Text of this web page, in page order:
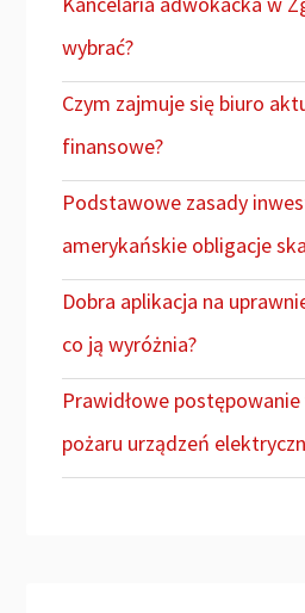
wybrać?
Czym zajmuje się biuro
finansowe?
Podstawowe zasady
amerykańskie obligacje
Dobra aplikacja na
co ją wyróżnia?
Prawidłowe
pożaru urządzeń